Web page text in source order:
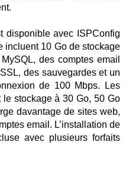
disponible avec ISPConfig
incluent 10 Go de stockage
des comptes email
des sauvegardes et un
de 100 Mbps. Les
stockage à 30 Go, 50 Go
davantage de sites web,
email. L’installation de
avec plusieurs forfaits